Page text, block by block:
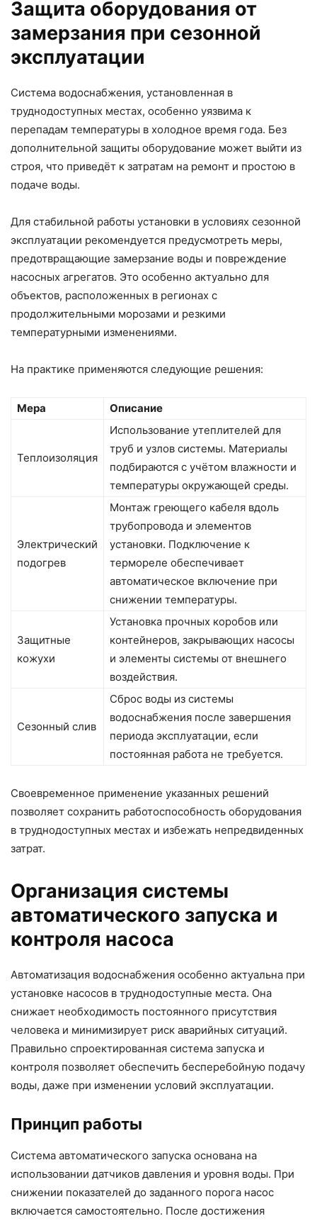
Защита оборудования от
замерзания при сезонной
эксплуатации
Система водоснабжения, установленная в
труднодоступных местах, особенно уязвима к
перепадам температуры в холодное время года. Без
дополнительной защиты оборудование может выйти из
строя, что приведёт к затратам на ремонт и простою в
подаче воды.
Для стабильной работы установки в условиях сезонной
эксплуатации рекомендуется предусмотреть меры,
предотвращающие замерзание воды и повреждение
насосных агрегатов. Это особенно актуально для
объектов, расположенных в регионах с
продолжительными морозами и резкими
температурными изменениями.
На практике применяются следующие решения:
Мера Описание
Теплоизоляция
Использование утеплителей для
труб и узлов системы. Материалы
подбираются с учётом влажности и
температуры окружающей среды.
Электрический
подогрев
Монтаж греющего кабеля вдоль
трубопровода и элементов
установки. Подключение к
термореле обеспечивает
автоматическое включение при
снижении температуры.
Защитные
кожухи
Установка прочных коробов или
контейнеров, закрывающих насосы
и элементы системы от внешнего
воздействия.
Сезонный слив
Сброс воды из системы
водоснабжения после завершения
периода эксплуатации, если
постоянная работа не требуется.
Своевременное применение указанных решений
позволяет сохранить работоспособность оборудования
в труднодоступных местах и избежать непредвиденных
затрат.
Организация системы
автоматического запуска и
контроля насоса
Автоматизация водоснабжения особенно актуальна при
установке насосов в труднодоступные места. Она
снижает необходимость постоянного присутствия
человека и минимизирует риск аварийных ситуаций.
Правильно спроектированная система запуска и
контроля позволяет обеспечить бесперебойную подачу
воды, даже при изменении условий эксплуатации.
Принцип работы
Система автоматического запуска основана на
использовании датчиков давления и уровня воды. При
снижении показателей до заданного порога насос
включается самостоятельно. После достижения